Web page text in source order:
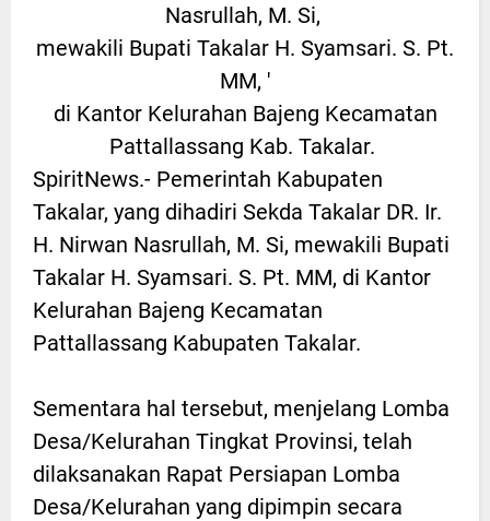
Nasrullah, M. Si,
mewakili Bupati Takalar H. Syamsari. S. Pt.
MM, '
di Kantor Kelurahan Bajeng Kecamatan
Pattallassang Kab. Takalar.
SpiritNews.- Pemerintah Kabupaten
Takalar, yang dihadiri Sekda Takalar DR. Ir.
H. Nirwan Nasrullah, M. Si, mewakili Bupati
Takalar H. Syamsari. S. Pt. MM, di Kantor
Kelurahan Bajeng Kecamatan
Pattallassang Kabupaten Takalar.
Sementara hal tersebut, menjelang Lomba
Desa/Kelurahan Tingkat Provinsi, telah
dilaksanakan Rapat Persiapan Lomba
Desa/Kelurahan yang dipimpin secara